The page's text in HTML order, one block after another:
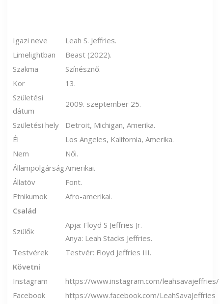
Igazi neve
Leah S. Jeffries.
Limelightban
Beast (2022).
Szakma
Színésznő.
Kor
13.
Születési
dátum
2009. szeptember 25.
Születési hely
Detroit, Michigan, Amerika.
Él
Los Angeles, Kalifornia, Amerika.
Nem
Női.
ÁllampolgárságAmerikai.
Állatöv
Font.
Etnikumok
Afro-amerikai.
Család
Szülők
Apja: Floyd S Jeffries Jr.
Anya: Leah Stacks Jeffries.
Testvérek
Testvér: Floyd Jeffries III.
Követni
Instagram
https://www.instagram.com/leahsavajeffries/
Facebook
https://www.facebook.com/LeahSavaJeffries